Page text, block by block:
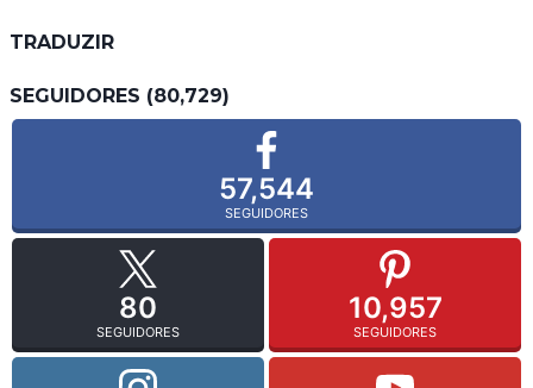
TRADUZIR
SEGUIDORES (80,729)
57,544
SEGUIDORES
80
SEGUIDORES
10,957
SEGUIDORES